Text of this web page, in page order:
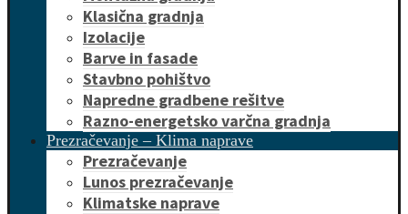
Klasična gradnja
Izolacije
Barve in fasade
Stavbno pohištvo
Napredne gradbene rešitve
Razno-energetsko varčna gradnja
Prezračevanje – Klima naprave
Prezračevanje
Lunos prezračevanje
Klimatske naprave